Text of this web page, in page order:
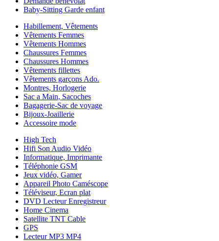
Baby-Sitting Garde enfant
Habillement, Vêtements
Vêtements Femmes
Vêtements Hommes
Chaussures Femmes
Chaussures Hommes
Vêtements fillettes
Vêtements garçons Ado.
Montres, Horlogerie
Sac a Main, Sacoches
Bagagerie-Sac de voyage
Bijoux-Joaillerie
Accessoire mode
High Tech
Hifi Son Audio Vidéo
Informatique, Imprimante
Téléphonie GSM
Jeux vidéo, Gamer
Appareil Photo Caméscope
Téléviseur, Ecran plat
DVD Lecteur Enregistreur
Home Cinema
Satellite TNT Cable
GPS
Lecteur MP3 MP4